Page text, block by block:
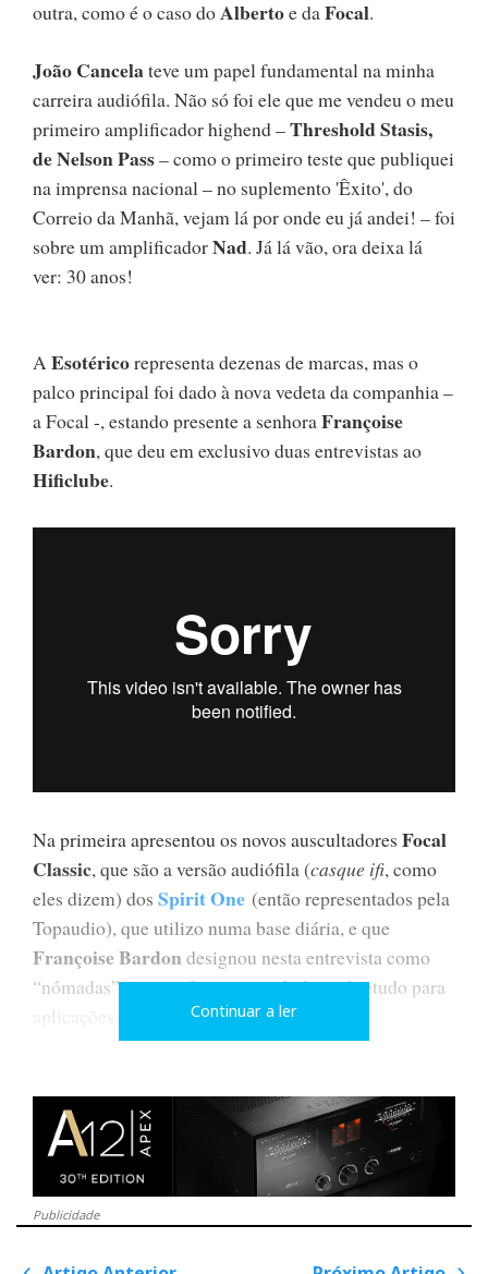
outra, como é o caso doAlbertoe daFocal.
João Cancelateve um papel fundamental na minha
carreira audiófila. Não só foi ele que me vendeu o meu
primeiro amplificador highend –Threshold Stasis,
de Nelson Pass– como o primeiro teste que publiquei
na imprensa nacional – no suplemento 'Êxito', do
Correio da Manhã, vejam lá por onde eu já andei! – foi
sobre um amplificadorNad. Já lá vão, ora deixa lá
ver: 30 anos!
AEsotéricorepresenta dezenas de marcas, mas o
palco principal foi dado à nova vedeta da companhia –
a Focal -, estando presente a senhoraFrançoise
Bardon, que deu em exclusivo duas entrevistas ao
Hificlube.
Na primeira apresentou os novos auscultadores Focal
Classic, que são a versão audiófila (casque ifi, como
eles dizem) dos Spirit One (então representados pela
Topaudio), que utilizo numa base diária, e que
Françoise Bardon designou nesta entrevista como
“nómadas”, porque foram concebidos sobretudo para
aplicações portáteis.
Continuar a ler
Publicidade